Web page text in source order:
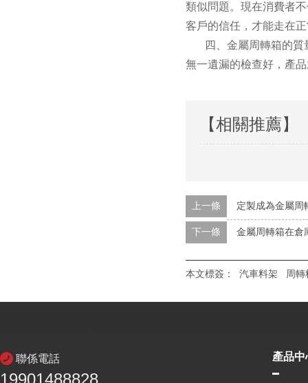
類似問題。現在消費者
客戶的信任，才能走在正
四、金屬周轉箱的質
無一遺漏的檢查好，產
【相關推薦】
上一條 定製成為金屬周
下一條 金屬周轉箱在倉
本文標簽： 汽車料架 周轉
聯係電話
19901488828
產品中